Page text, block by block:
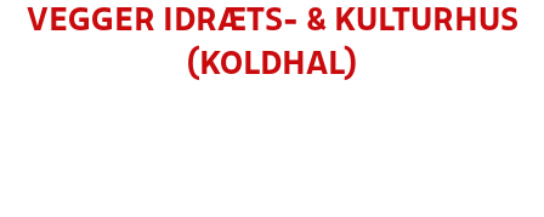
VEGGER IDRÆTS- & KULTURHUS
(KOLDHAL)